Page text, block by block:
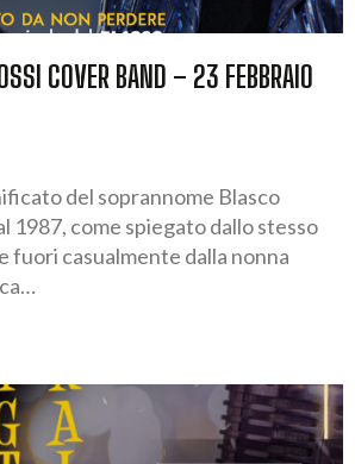
COVER BAND – 23 FEBBRAIO
del soprannome Blasco
1987, come spiegato dallo stesso
fuori casualmente dalla nonna